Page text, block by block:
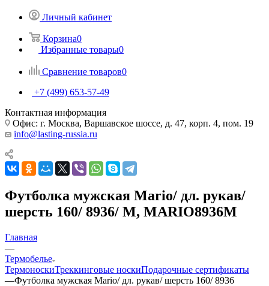
Личный кабинет
Корзина0
Избранные товары0
Сравнение товаров0
+7 (499) 653-57-49
Контактная информация
Офис: г. Москва, Варшавское шоссе, д. 47, корп. 4, пом. 19
info@lasting-russia.ru
Футболка мужская Mario/ дл. рукав/
шерсть 160/ 8936/ M, MARIO8936M
Главная
—
Термобелье
ТермоноскиТреккинговые носкиПодарочные сертификаты
—Футболка мужская Mario/ дл. рукав/ шерсть 160/ 8936